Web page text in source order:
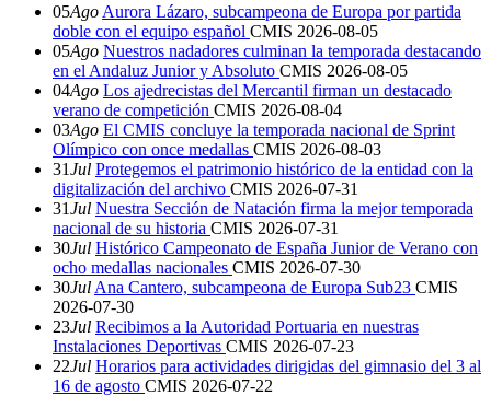
05Ago Aurora Lázaro, subcampeona de Europa por partida
doble con el equipo español CMIS 2026-08-05
05Ago Nuestros nadadores culminan la temporada destacando
en el Andaluz Junior y Absoluto CMIS 2026-08-05
04Ago Los ajedrecistas del Mercantil firman un destacado
verano de competición CMIS 2026-08-04
03Ago El CMIS concluye la temporada nacional de Sprint
Olímpico con once medallas CMIS 2026-08-03
31Jul Protegemos el patrimonio histórico de la entidad con la
digitalización del archivo CMIS 2026-07-31
31Jul Nuestra Sección de Natación firma la mejor temporada
nacional de su historia CMIS 2026-07-31
30Jul Histórico Campeonato de España Junior de Verano con
ocho medallas nacionales CMIS 2026-07-30
30Jul Ana Cantero, subcampeona de Europa Sub23 CMIS
2026-07-30
23Jul Recibimos a la Autoridad Portuaria en nuestras
Instalaciones Deportivas CMIS 2026-07-23
22Jul Horarios para actividades dirigidas del gimnasio del 3 al
16 de agosto CMIS 2026-07-22